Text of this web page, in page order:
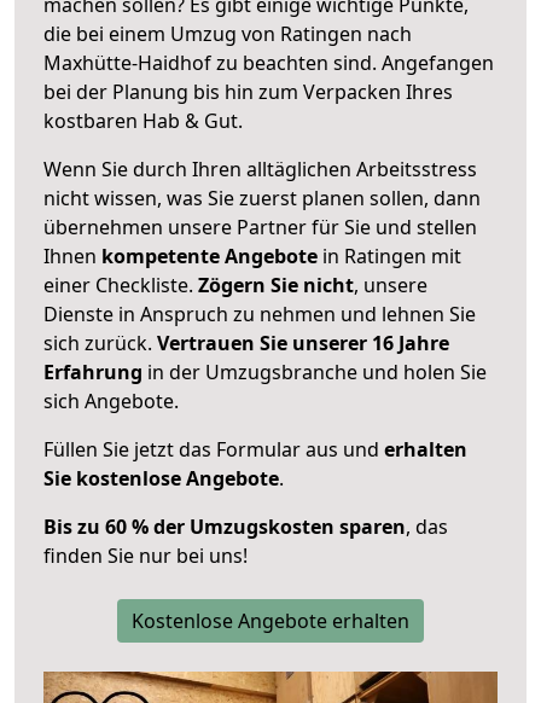
die bei einem Umzug von Ratingen nach
Maxhütte-Haidhof zu beachten sind. Angefangen
bei der Planung bis hin zum Verpacken Ihres
kostbaren Hab & Gut.
Wenn Sie durch Ihren alltäglichen Arbeitsstress
nicht wissen, was Sie zuerst planen sollen, dann
übernehmen unsere Partner für Sie und stellen
Ihnen kompetente Angebote in Ratingen mit
einer Checkliste. Zögern Sie nicht, unsere
Dienste in Anspruch zu nehmen und lehnen Sie
sich zurück. Vertrauen Sie unserer 16 Jahre
Erfahrung in der Umzugsbranche und holen Sie
sich Angebote.
Füllen Sie jetzt das Formular aus und erhalten
Sie kostenlose Angebote.
Bis zu 60 % der Umzugskosten sparen, das
finden Sie nur bei uns!
Kostenlose Angebote erhalten